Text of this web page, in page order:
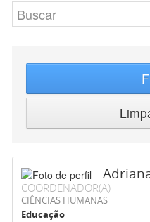
COORDENADOR(A)
CIÊNCIAS HUMANAS
Educação